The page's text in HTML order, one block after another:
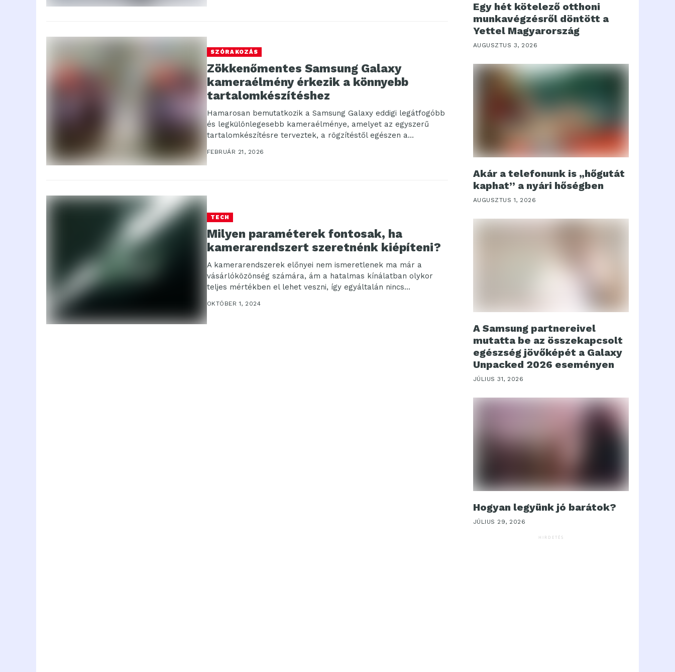
SZÓRAKOZÁS
Zökkenőmentes Samsung Galaxy
kameraélmény érkezik a könnyebb
tartalomkészítéshez
Hamarosan bemutatkozik a Samsung Galaxy eddigi legátfogóbb
és legkülönlegesebb kameraélménye, amelyet az egyszerű
tartalomkészítésre terveztek, a rögzítéstől egészen a
FEBRUÁR 21, 2026
TECH
Milyen paraméterek fontosak, ha
kamerarendszert szeretnénk kiépíteni?
A kamerarendszerek előnyei nem ismeretlenek ma már a
vásárlóközönség számára, ám a hatalmas kínálatban olykor
teljes mértékben el lehet veszni, így egyáltalán nincs...
OKTÓBER 1, 2024
Egy hét kötelező otthoni
munkavégzésről döntött a
Yettel Magyarország
AUGUSZTUS 3, 2026
Akár a telefonunk is „hőgutát
kaphat” a nyári hőségben
AUGUSZTUS 1, 2026
A Samsung partnereivel
mutatta be az összekapcsolt
egészség jövőképét a Galaxy
Unpacked 2026 eseményen
JÚLIUS 31, 2026
Hogyan legyünk jó barátok?
JÚLIUS 29, 2026
HIRDETÉS